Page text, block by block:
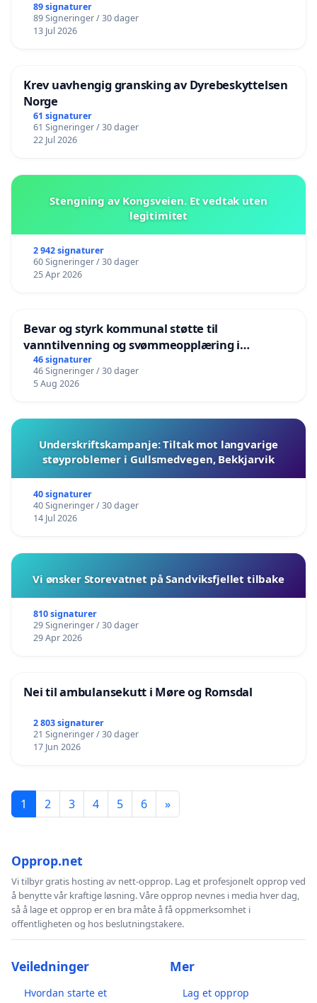
89 signaturer
89 Signeringer / 30 dager
13 Jul 2026
Krev uavhengig gransking av Dyrebeskyttelsen
Norge
61 signaturer
61 Signeringer / 30 dager
22 Jul 2026
Stengning av Kongsveien. Et vedtak uten
legitimitet
2 942 signaturer
60 Signeringer / 30 dager
25 Apr 2026
Bevar og styrk kommunal støtte til
vanntilvenning og svømmeopplæring i
barnehagene i Haugesund
46 signaturer
46 Signeringer / 30 dager
5 Aug 2026
Underskriftskampanje: Tiltak mot langvarige
støyproblemer i Gullsmedvegen, Bekkjarvik
40 signaturer
40 Signeringer / 30 dager
14 Jul 2026
Vi ønsker Storevatnet på Sandviksfjellet tilbake
810 signaturer
29 Signeringer / 30 dager
29 Apr 2026
Nei til ambulansekutt i Møre og Romsdal
2 803 signaturer
21 Signeringer / 30 dager
17 Jun 2026
1 2 3 4 5 6 »
Opprop.net
Vi tilbyr gratis hosting av nett-opprop. Lag et profesjonelt opprop ved
å benytte vår kraftige løsning. Våre opprop nevnes i media hver dag,
så å lage et opprop er en bra måte å få oppmerksomhet i
offentligheten og hos beslutningstakere.
Veiledninger
Hvordan starte et
Mer
Lag et opprop